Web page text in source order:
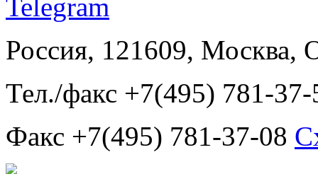
Россия, 121609, Москва,
Тел./факс +7(495) 781-37-
Факс +7(495) 781-37-08